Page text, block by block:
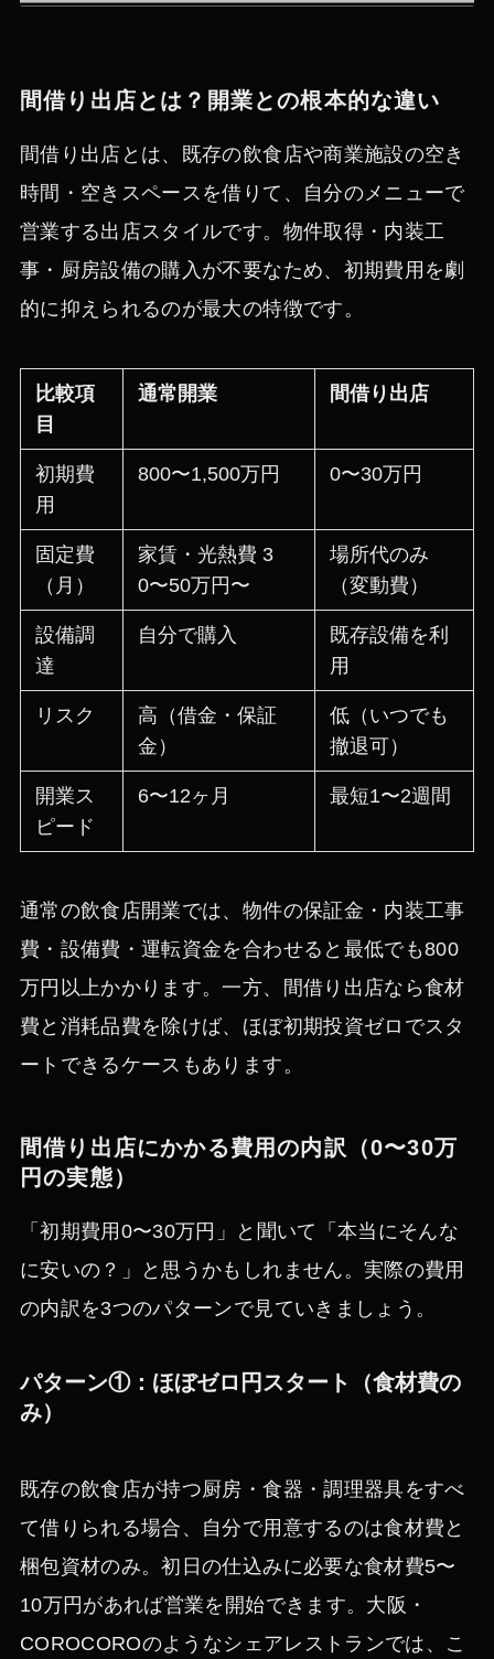
間借り出店とは？開業との根本的な違い
間借り出店とは、既存の飲食店や商業施設の空き
時間・空きスペースを借りて、自分のメニューで
営業する出店スタイルです。物件取得・内装工
事・厨房設備の購入が不要なため、初期費用を劇
的に抑えられるのが最大の特徴です。
比較項
目
通常開業 間借り出店
初期費
用
800〜1,500万円 0〜30万円
固定費
（月）
家賃・光熱費 3
0〜50万円〜
場所代のみ
（変動費）
設備調
達
自分で購入
既存設備を利
用
リスク
高（借金・保証
金）
低（いつでも
撤退可）
開業ス
ピード
6〜12ヶ月 最短1〜2週間
通常の飲食店開業では、物件の保証金・内装工事
費・設備費・運転資金を合わせると最低でも800
万円以上かかります。一方、間借り出店なら食材
費と消耗品費を除けば、ほぼ初期投資ゼロでスタ
ートできるケースもあります。
間借り出店にかかる費用の内訳（0〜30万
円の実態）
「初期費用0〜30万円」と聞いて「本当にそんな
に安いの？」と思うかもしれません。実際の費用
の内訳を3つのパターンで見ていきましょう。
パターン①：ほぼゼロ円スタート（食材費の
み）
既存の飲食店が持つ厨房・食器・調理器具をすべ
て借りられる場合、自分で用意するのは食材費と
梱包資材のみ。初日の仕込みに必要な食材費5〜
10万円があれば営業を開始できます。大阪・
COROCOROのようなシェアレストランでは、こ